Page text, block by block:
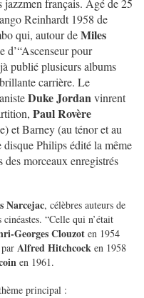
Reinhardt 1958 de
qui, autour deMiles
d’“Ascenseur pour
publié plusieurs albums
carrière. Le
Duke Jordan vinrent
Paul Rovère
et Barney (au ténor et au
Philips édité la même
des morceaux enregistrés
Narcejac, célèbres auteurs de
“Celle qui n’était
Georges Clouzot en 1954
Alfred Hitchcock en 1958
en 1961.
principal :